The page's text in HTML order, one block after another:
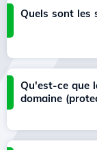
Quels sont les
Qu'est-ce que
domaine